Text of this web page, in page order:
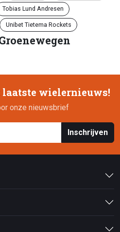
Tobias Lund Andresen
Unibet Tietema Rockets
wielernieuws!
onze nieuwsbrief
Inschrijven